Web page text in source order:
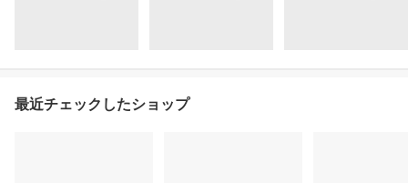
最近チェックしたショップ